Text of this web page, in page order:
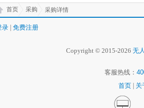
首页 采购 采购详情
录 免费注册
Copyright © 2015-2026 无
客服热线：
首页
关